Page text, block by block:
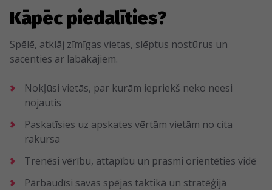
Kāpēc piedalīties?
Spēlē, atklāj zīmīgas vietas, slēptus nostūrus un
sacenties ar labākajiem.
Nokļūsi vietās, par kurām iepriekš neko neesi
nojautis
Paskatīsies uz apskates vērtām vietām no cita
rakursa
Trenēsi vērību, attapību un prasmi orientēties vidē
Pārbaudīsi savas spējas taktikā un stratēģijā